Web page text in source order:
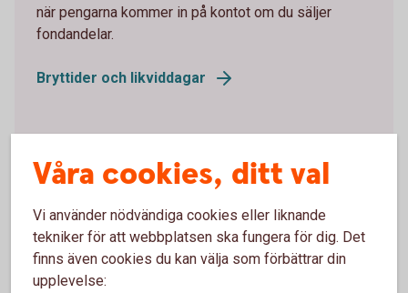
när pengarna kommer in på kontot om du säljer
fondandelar.
Bryttider och likviddagar
Kursen på fonder – så sätts den
Vid fondhandel köper och säljer man alltid till okänd
kurs. Fondkursen, alltså priset på fonden, räknas ut
och sätts en gång per dag. Den påverkas av kursen
på de värdepapper fonden innehåller, fondens
avgifter och eventuella valutakursförändringar.
Våra cookies, ditt val
Vi använder nödvändiga cookies eller liknande
tekniker för att webbplatsen ska fungera för dig. Det
finns även cookies du kan välja som förbättrar din
upplevelse: